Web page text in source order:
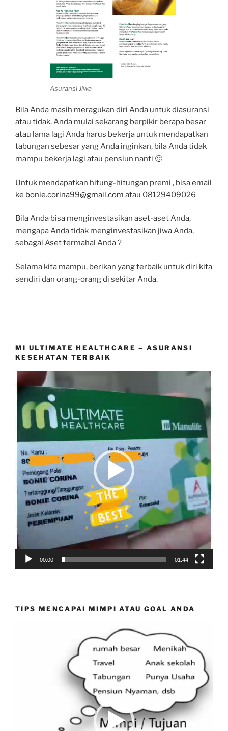
Asuransi Jiwa
Bila Anda masih meragukan diri Anda untuk diasuransi
atau tidak, Anda mulai sekarang berpikir berapa besar
atau lama lagi Anda harus bekerja untuk mendapatkan
tabungan sebesar yang Anda inginkan, bila Anda tidak
mampu bekerja lagi atau pensiun nanti 🙂
Untuk mendapatkan hitung-hitungan premi , bisa email
ke bonie.corina99@gmail.com atau 08129409026
Bila Anda bisa menginvestasikan aset-aset Anda,
mengapa Anda tidak menginvestasikan jiwa Anda,
sebagai Aset termahal Anda ?
Selama kita mampu, berikan yang terbaik untuk diri kita
sendiri dan orang-orang di sekitar Anda.
MI ULTIMATE HEALTHCARE – ASURANSI
KESEHATAN TERBAIK
Video
Player
00:00 01:44
TIPS MENCAPAI MIMPI ATAU GOAL ANDA